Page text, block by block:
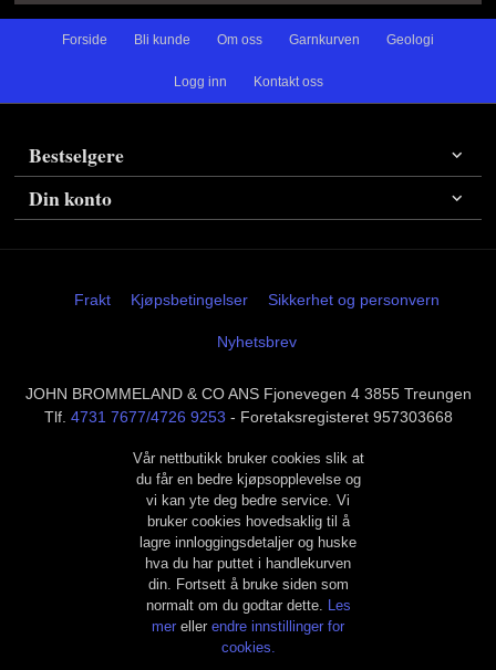
Forside Bli kunde Om oss Garnkurven Geologi
Logg inn Kontakt oss
Bestselgere
Din konto
Frakt Kjøpsbetingelser Sikkerhet og personvern
Nyhetsbrev
JOHN BROMMELAND & CO ANS Fjonevegen 4 3855 Treungen
Tlf. 4731 7677/4726 9253 - Foretaksregisteret 957303668
Vår nettbutikk bruker cookies slik at
du får en bedre kjøpsopplevelse og
vi kan yte deg bedre service. Vi
bruker cookies hovedsaklig til å
lagre innloggingsdetaljer og huske
hva du har puttet i handlekurven
din. Fortsett å bruke siden som
normalt om du godtar dette. Les
mer eller endre innstillinger for
cookies.